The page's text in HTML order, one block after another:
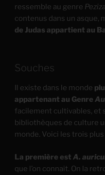
ressemble au genre Peziza
contenus dans un asque,
de Judas appartient au
Souches
Il existe dans le monde
appartenant au Genre
facilement cultivables, et
bibliothèques de culture
monde. Voici les trois
La première est A.
que l’on connait. On la